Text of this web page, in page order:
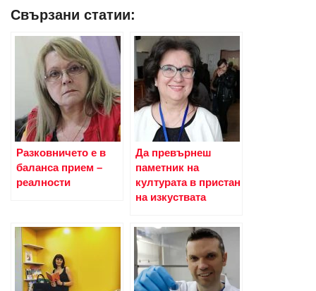
Свързани статии:
Разковничето е в
баланса прием –
реалности
Да превърнеш
паметник на
културата в пристан
на изкуствата